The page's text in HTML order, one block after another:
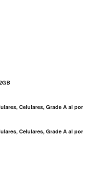
Celulares, Grade A al por
Celulares, Grade A al por